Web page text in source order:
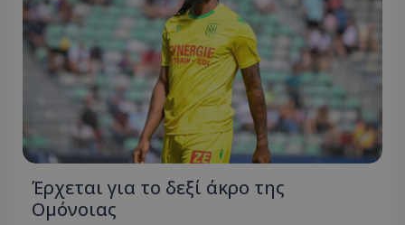
Έρχεται για το δεξί άκρο της
Ομόνοιας